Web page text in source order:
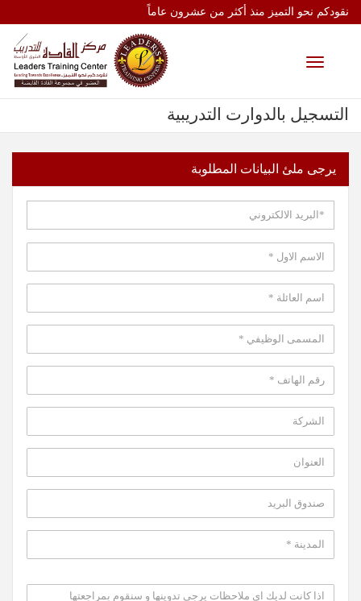
نقودكم نحو التميز منذ أكثر من عشرون عاماً
Toggle
التسجيل بالدوارت التدريبية
يرجى ملئ البيانات المطلوبة